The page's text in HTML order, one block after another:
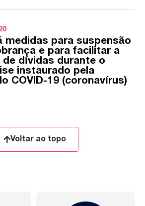
medidas para suspensão
e para facilitar a
de dívidas durante o
instaurado pela
COVID-19 (coronavírus)
Voltar ao topo